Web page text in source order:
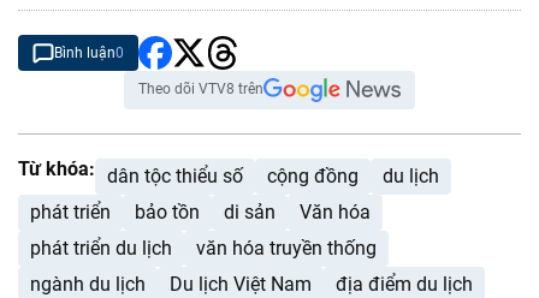
Bình luận0
Theo dõi VTV8 trên
Từ khóa: dân tộc thiểu số cộng đồng
du lịch
phát triển
bảo tồn di sản
Văn hóa
phát triển du lịch
văn hóa truyền thống
ngành du lịch
Du lịch Việt Nam
địa điểm du lịch